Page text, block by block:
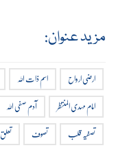
مزید عنوان:
ارضی ارواح اسم ذات اللہ
امام مہدی المنتظر
آدم صفی اللہ
تصفیہ قلب
تصوف